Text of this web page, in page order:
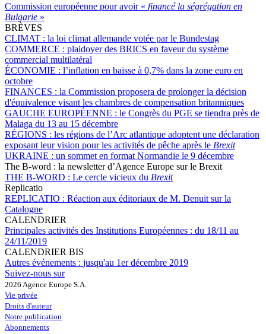
Commission européenne pour avoir « financé la ségrégation en
Bulgarie »
BRÈVES
CLIMAT : la loi climat allemande votée par le Bundestag
COMMERCE : plaidoyer des BRICS en faveur du système
commercial multilatéral
ÉCONOMIE : l’inflation en baisse à 0,7% dans la zone euro en
octobre
FINANCES : la Commission proposera de prolonger la décision
d'équivalence visant les chambres de compensation britanniques
GAUCHE EUROPÉENNE : le Congrès du PGE se tiendra près de
Malaga du 13 au 15 décembre
RÉGIONS : les régions de l’Arc atlantique adoptent une déclaration
exposant leur vision pour les activités de pêche après le Brexit
UKRAINE : un sommet en format Normandie le 9 décembre
The B-word : la newsletter d’Agence Europe sur le Brexit
THE B-WORD : Le cercle vicieux du Brexit
Replicatio
REPLICATIO : Réaction aux éditoriaux de M. Denuit sur la
Catalogne
CALENDRIER
Principales activités des Institutions Européennes : du 18/11 au
24/11/2019
CALENDRIER BIS
Autres événements : jusqu'au 1er décembre 2019
Suivez-nous sur
2026 Agence Europe S.A.
Vie privée
Droits d'auteur
Notre publication
Abonnements